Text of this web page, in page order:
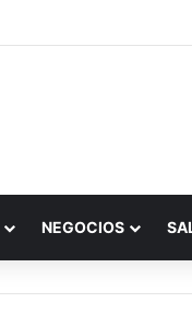
NEGOCIOS